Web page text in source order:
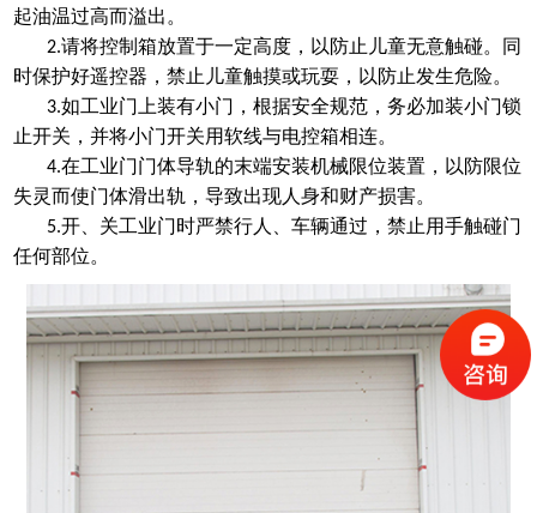
起油温过高而溢出。
2.请将控制箱放置于一定高度，以防止儿童无意触碰。同
时保护好遥控器，禁止儿童触摸或玩耍，以防止发生危险。
3.如工业门上装有小门，根据安全规范，务必加装小门锁
止开关，并将小门开关用软线与电控箱相连。
4.在工业门门体导轨的末端安装机械限位装置，以防限位
失灵而使门体滑出轨，导致出现人身和财产损害。
5.开、关工业门时严禁行人、车辆通过，禁止用手触碰门
任何部位。